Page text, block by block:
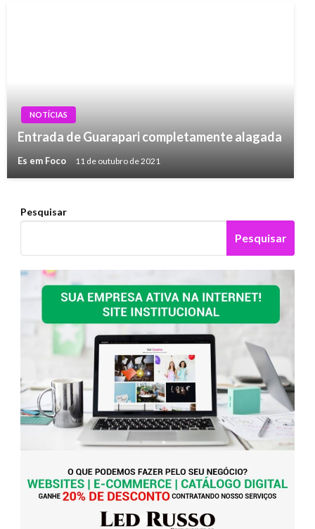
NOTÍCIAS
Entrada de Guarapari completamente alagada
Es em Foco 11 de outubro de 2021
Pesquisar
Pesquisar